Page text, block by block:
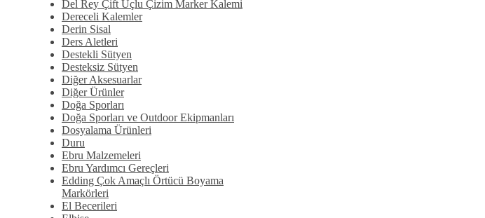
Del Rey Çift Uçlu Çizim Marker Kalemi
Dereceli Kalemler
Derin Sisal
Ders Aletleri
Destekli Sütyen
Desteksiz Sütyen
Diğer Aksesuarlar
Diğer Ürünler
Doğa Sporları
Doğa Sporları ve Outdoor Ekipmanları
Dosyalama Ürünleri
Duru
Ebru Malzemeleri
Ebru Yardımcı Gereçleri
Edding Çok Amaçlı Örtücü Boyama
Markörleri
El Becerileri